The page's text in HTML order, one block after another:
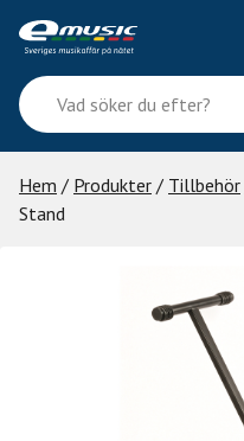
content
Vad
söker
du
efter?
Hem / Produkter / Tillbehör
Stand